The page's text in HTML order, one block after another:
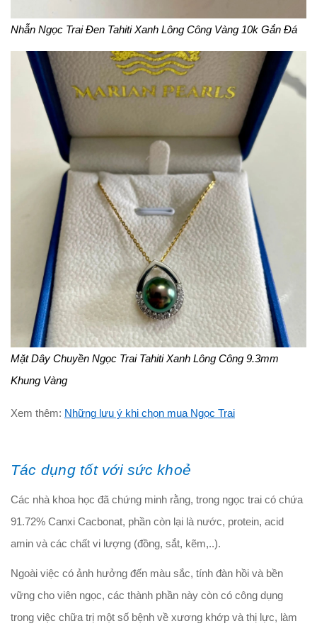
Nhẫn Ngọc Trai Đen Tahiti Xanh Lông Công Vàng 10k Gắn Đá
Mặt Dây Chuyền Ngọc Trai Tahiti Xanh Lông Công 9.3mm
Khung Vàng
Xem thêm: Những lưu ý khi chọn mua Ngọc Trai
Tác dụng tốt với sức khoẻ
Các nhà khoa học đã chứng minh rằng, trong ngọc trai có chứa
91.72% Canxi Cacbonat, phần còn lại là nước, protein, acid
amin và các chất vi lượng (đồng, sắt, kẽm,..).
Ngoài việc có ảnh hưởng đến màu sắc, tính đàn hồi và bền
vững cho viên ngọc, các thành phần này còn có công dụng
trong việc chữa trị một số bệnh về xương khớp và thị lực, làm